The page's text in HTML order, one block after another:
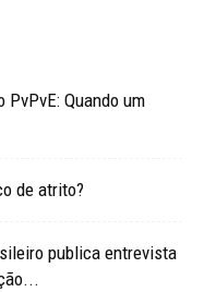
Quando um
de atrito?
publica entrevista